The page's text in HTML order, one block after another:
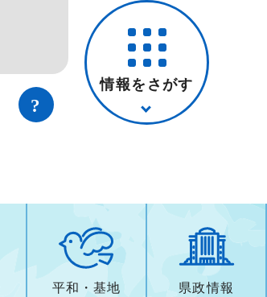
情報をさがす
平和・基地 県政情報